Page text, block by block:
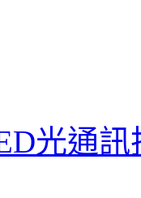
光通